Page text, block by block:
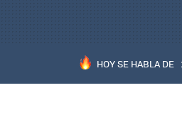
HOY SE HABLA DE